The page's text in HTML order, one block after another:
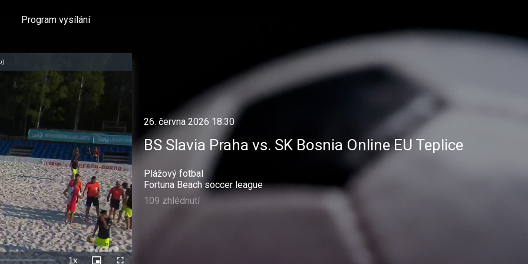
Program vysílání
1x
26. června 2026 18:30
BS Slavia Praha vs. SK Bosnia Online EU Teplice
Plážový fotbal
Fortuna Beach soccer league
109 zhlédnutí